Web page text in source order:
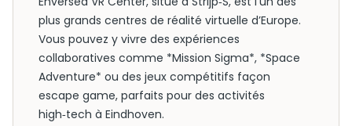
plus grands centres de réalité virtuelle d’Europe.
Vous pouvez y vivre des expériences
collaboratives comme *Mission Sigma*, *Space
Adventure* ou des jeux compétitifs façon
escape game, parfaits pour des activités
high‑tech à Eindhoven.